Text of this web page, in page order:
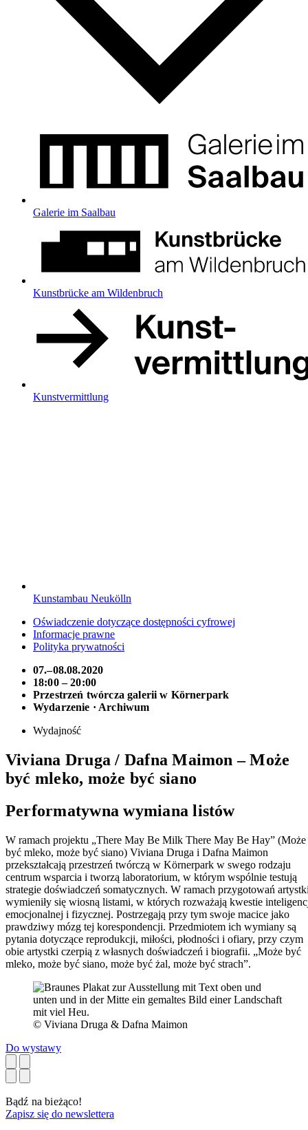
Galerie im Saalbau
Kunstbrücke am Wildenbruch
Kunstvermittlung
Kunstambau Neukölln
Oświadczenie dotyczące dostępności cyfrowej
Informacje prawne
Polityka prywatności
07.–08.08.2020
18:00 – 20:00
Przestrzeń twórcza galerii w Körnerpark
Wydarzenie · Archiwum
Wydajność
Viviana Druga / Dafna Maimon – Może
być mleko, może być siano
Performatywna wymiana listów
W ramach projektu „There May Be Milk There May Be Hay” (Może
być mleko, może być siano) Viviana Druga i Dafna Maimon
przekształcają przestrzeń twórczą w Körnerpark w swego rodzaju
centrum wsparcia i tworzą laboratorium, w którym wspólnie testują
strategie doświadczeń somatycznych. W ramach przygotowań
wymieniły się wiosną listami, w których rozważają kwestie
emocjonalnej i fizycznej. Postrzegają przy tym swoje macice jako
prawdziwy mózg tej korespondencji. Przedmiotem ich wymiany są
pytania dotyczące reprodukcji, miłości, płodności i ofiary, przy czym
obie artystki czerpią z własnych doświadczeń i biografii. „Może być
mleko, może być siano, może być żal, może być strach”.
© Viviana Druga & Dafna Maimon
Do wystawy
Bądź na bieżąco!
Zapisz się do newslettera